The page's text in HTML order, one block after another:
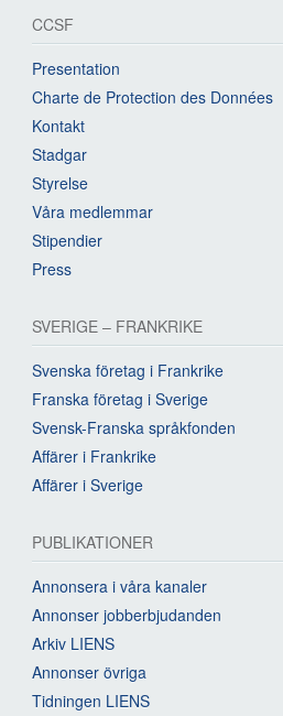
CCSF
Presentation
Charte de Protection des Données
Kontakt
Stadgar
Styrelse
Våra medlemmar
Stipendier
Press
SVERIGE – FRANKRIKE
Svenska företag i Frankrike
Franska företag i Sverige
Svensk-Franska språkfonden
Affärer i Frankrike
Affärer i Sverige
PUBLIKATIONER
Annonsera i våra kanaler
Annonser jobberbjudanden
Arkiv LIENS
Annonser övriga
Tidningen LIENS